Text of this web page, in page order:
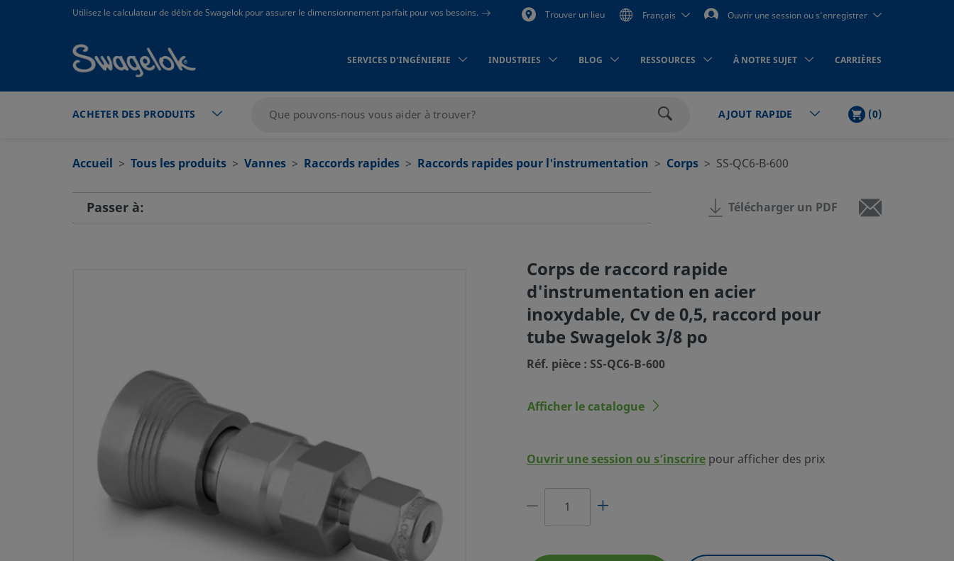
text.skipToContent
text.skipToNavigationUtilisez le calculateur de débit de Swagelok pour assurer le dimensionnement parfait pour vos besoins. Trouver un lieu Français Ouvrir une session ou s’enregistrer
SERVICES D’INGÉNIERIE INDUSTRIES BLOG RESSOURCES À NOTRE SUJET CARRIÈRES
ACHETER DES PRODUITS AJOUT RAPIDE PANIER
(0)ARTICLES
Accueil Tous les produits Vannes Raccords rapides Raccords rapides pour l'instrumentation Corps SS-QC6-B-600
CORPS DE RACCORD RAPIDE D'INSTRUMENTATION EN
ACIER INOXYDABLE, CV DE 0,5, RACCORD POUR TUBE
SWAGELOK 3/8 PO
Passer à: Télécharger un PDF
Corps de raccord rapide
d'instrumentation en acier
inoxydable, Cv de 0,5, raccord pour
tube Swagelok 3/8 po
Réf. pièce : SS-QC6-B-600
Afficher le catalogue
Ouvrir une session ou s’inscrire pour afficher des prix